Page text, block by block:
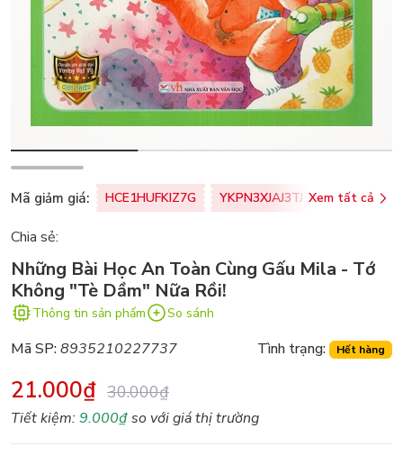
Mã giảm giá: HCE1HUFKIZ7G YKPN3XJAJ3TJ Xem tất cả
Chia sẻ:
Những Bài Học An Toàn Cùng Gấu Mila - Tớ
Không "Tè Dầm" Nữa Rồi!
Thông tin sản phẩm So sánh
Mã SP:8935210227737 Tình trạng: Hết hàng
21.000₫ 30.000₫
Tiết kiệm:9.000₫so với giá thị trường